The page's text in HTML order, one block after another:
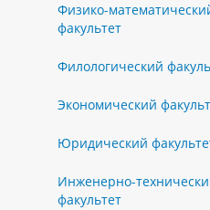
Физико-
факультет
Филологический
Экономический
Юридический
Инженерно-
факультет